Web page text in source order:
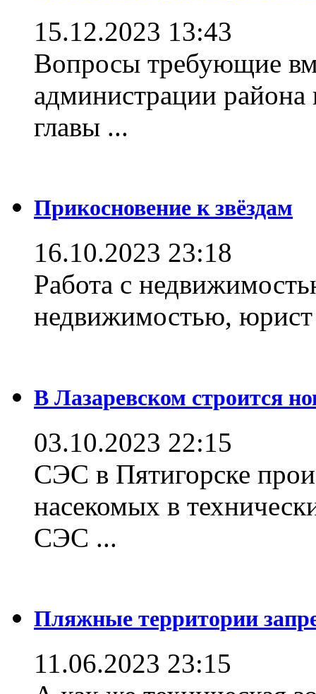
15.12.2023 13:43
Вопросы требующие
администрации
главы ...
Прикосновение к звёздам
16.10.2023 23:18
Работа с
недвижимостью,
В Лазаревском строится
03.10.2023 22:15
СЭС в Пятигорске
насекомых в
СЭС ...
Пляжные территории
11.06.2023 23:15